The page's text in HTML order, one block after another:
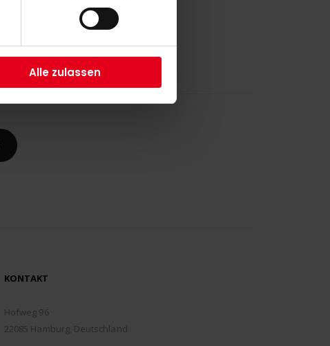
Alle zulassen
KONTAKT
Hofweg 96
22085 Hamburg, Deutschland